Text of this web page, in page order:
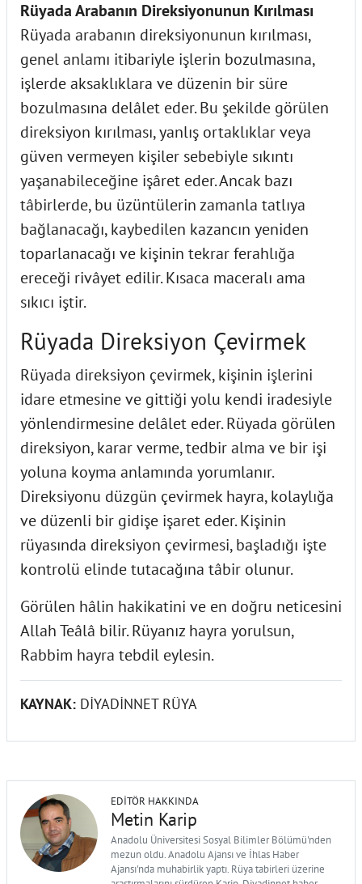
Rüyada Arabanın Direksiyonunun Kırılması
Rüyada arabanın direksiyonunun kırılması,
genel anlamı itibariyle işlerin bozulmasına,
işlerde aksaklıklara ve düzenin bir süre
bozulmasına delâlet eder. Bu şekilde görülen
direksiyon kırılması, yanlış ortaklıklar veya
güven vermeyen kişiler sebebiyle sıkıntı
yaşanabileceğine işâret eder. Ancak bazı
tâbirlerde, bu üzüntülerin zamanla tatlıya
bağlanacağı, kaybedilen kazancın yeniden
toparlanacağı ve kişinin tekrar ferahlığa
ereceği rivâyet edilir. Kısaca maceralı ama
sıkıcı iştir.
Rüyada Direksiyon Çevirmek
Rüyada direksiyon çevirmek, kişinin işlerini
idare etmesine ve gittiği yolu kendi iradesiyle
yönlendirmesine delâlet eder. Rüyada görülen
direksiyon, karar verme, tedbir alma ve bir işi
yoluna koyma anlamında yorumlanır.
Direksiyonu düzgün çevirmek hayra, kolaylığa
ve düzenli bir gidişe işaret eder. Kişinin
rüyasında direksiyon çevirmesi, başladığı işte
kontrolü elinde tutacağına tâbir olunur.
Görülen hâlin hakikatini ve en doğru neticesini
Allah Teâlâ bilir. Rüyanız hayra yorulsun,
Rabbim hayra tebdil eylesin.
KAYNAK: DİYADİNNET RÜYA
EDITÖR HAKKINDA
Metin Karip
Anadolu Üniversitesi Sosyal Bilimler Bölümü'nden
mezun oldu. Anadolu Ajansı ve İhlas Haber
Ajansı'nda muhabirlik yaptı. Rüya tabirleri üzerine